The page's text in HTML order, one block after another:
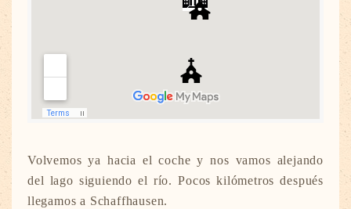
Volvemos ya hacia el coche y nos vamos alejando
del lago siguiendo el río. Pocos kilómetros después
llegamos a Schaffhausen.